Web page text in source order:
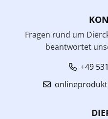
Fragen rund um
beantwortet
+49